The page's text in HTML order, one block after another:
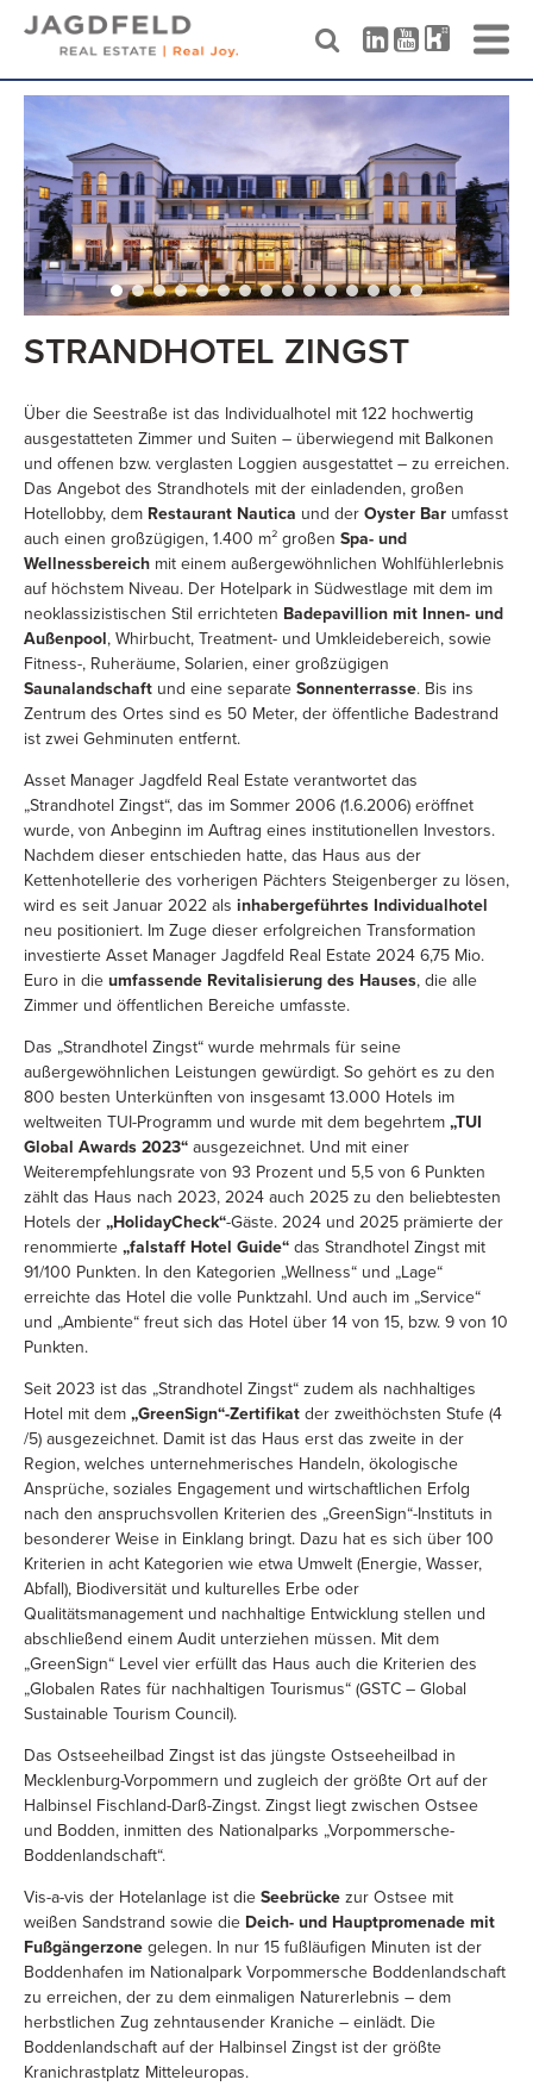
Skip
STRANDHOTEL ZINGST
Über die Seestraße ist das Individualhotel mit 122 hochwertig
ausgestatteten Zimmer und Suiten – überwiegend mit Balkonen
und offenen bzw. verglasten Loggien ausgestattet – zu erreichen.
Das Angebot des Strandhotels mit der einladenden, großen
Hotellobby, dem Restaurant Nautica und derOyster Bar umfasst
auch einen großzügigen, 1.400 m² großen Spa- und
Wellnessbereich mit einem außergewöhnlichen Wohlfühlerlebnis
auf höchstem Niveau. Der Hotelpark in Südwestlage mit dem im
neoklassizistischen Stil errichteten Badepavillion mit Innen- und
Außenpool, Whirbucht, Treatment- und Umkleidebereich, sowie
Fitness-, Ruheräume, Solarien, einer großzügigen
Saunalandschaft und eine separateSonnenterrasse. Bis ins
Zentrum des Ortes sind es 50 Meter, der öffentliche Badestrand
ist zwei Gehminuten entfernt.
Asset Manager Jagdfeld Real Estate verantwortet das
„Strandhotel Zingst“, das im Sommer 2006 (1.6.2006) eröffnet
wurde, von Anbeginn im Auftrag eines institutionellen Investors.
Nachdem dieser entschieden hatte, das Haus aus der
Kettenhotellerie des vorherigen Pächters Steigenberger zu lösen,
wird es seit Januar 2022 als inhabergeführtes Individualhotel
neu positioniert. Im Zuge dieser erfolgreichen Transformation
investierte Asset Manager Jagdfeld Real Estate 2024 6,75 Mio.
Euro in dieumfassende Revitalisierung des Hauses, die alle
Zimmer und öffentlichen Bereiche umfasste.
Das „Strandhotel Zingst“ wurde mehrmals für seine
außergewöhnlichen Leistungen gewürdigt. So gehört es zu den
800 besten Unterkünften von insgesamt 13.000 Hotels im
weltweiten TUI-Programm und wurde mit dem begehrtem„TUI
Global Awards 2023“ausgezeichnet. Und mit einer
Weiterempfehlungsrate von 93 Prozent und 5,5 von 6 Punkten
zählt das Haus nach 2023, 2024 auch 2025 zu den beliebtesten
Hotels der„HolidayCheck“-Gäste. 2024 und 2025 prämierte der
renommierte„falstaff Hotel Guide“das Strandhotel Zingst mit
91/100 Punkten. In den Kategorien „Wellness“ und „Lage“
erreichte das Hotel die volle Punktzahl. Und auch im „Service“
und „Ambiente“ freut sich das Hotel über 14 von 15, bzw. 9 von 10
Punkten.
Seit 2023 ist das „Strandhotel Zingst“ zudem als nachhaltiges
Hotel mit dem„GreenSign“-Zertifikatder zweithöchsten Stufe (4
/5) ausgezeichnet. Damit ist das Haus erst das zweite in der
Region, welches unternehmerisches Handeln, ökologische
Ansprüche, soziales Engagement und wirtschaftlichen Erfolg
nach den anspruchsvollen Kriterien des „GreenSign“-Instituts in
besonderer Weise in Einklang bringt. Dazu hat es sich über 100
Kriterien in acht Kategorien wie etwa Umwelt (Energie, Wasser,
Abfall), Biodiversität und kulturelles Erbe oder
Qualitätsmanagement und nachhaltige Entwicklung stellen und
abschließend einem Audit unterziehen müssen. Mit dem
„GreenSign“ Level vier erfüllt das Haus auch die Kriterien des
„Globalen Rates für nachhaltigen Tourismus“ (GSTC – Global
Sustainable Tourism Council).
Das Ostseeheilbad Zingst ist das jüngste Ostseeheilbad in
Mecklenburg-Vorpommern und zugleich der größte Ort auf der
Halbinsel Fischland-Darß-Zingst. Zingst liegt zwischen Ostsee
und Bodden, inmitten des Nationalparks „Vorpommersche-
Boddenlandschaft“.
Vis-a-vis der Hotelanlage ist dieSeebrückezur Ostsee mit
weißen Sandstrand sowie die Deich- und Hauptpromenade mit
Fußgängerzonegelegen. In nur 15 fußläufigen Minuten ist der
Boddenhafen im Nationalpark Vorpommersche Boddenlandschaft
zu erreichen, der zu dem einmaligen Naturerlebnis – dem
herbstlichen Zug zehntausender Kraniche – einlädt. Die
Boddenlandschaft auf der Halbinsel Zingst ist der größte
Kranichrastplatz Mitteleuropas.